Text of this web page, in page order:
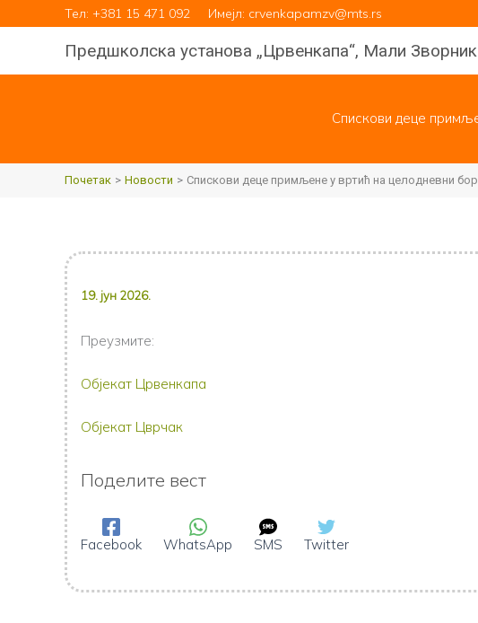
на
Тел: +381 15 471 092 Имејл: crvenkapamzv@mts.rs
Предшколска установа „Црвенкапа“, Мали Зворник
Спискови деце
Почетак Новости Спискови деце примљене у вртић на целодневни
19. јун 2026.
Преузмите:
Објекат Црвенкапа
Објекат Цврчак
Поделите вест
Facebook WhatsApp SMS Twitter